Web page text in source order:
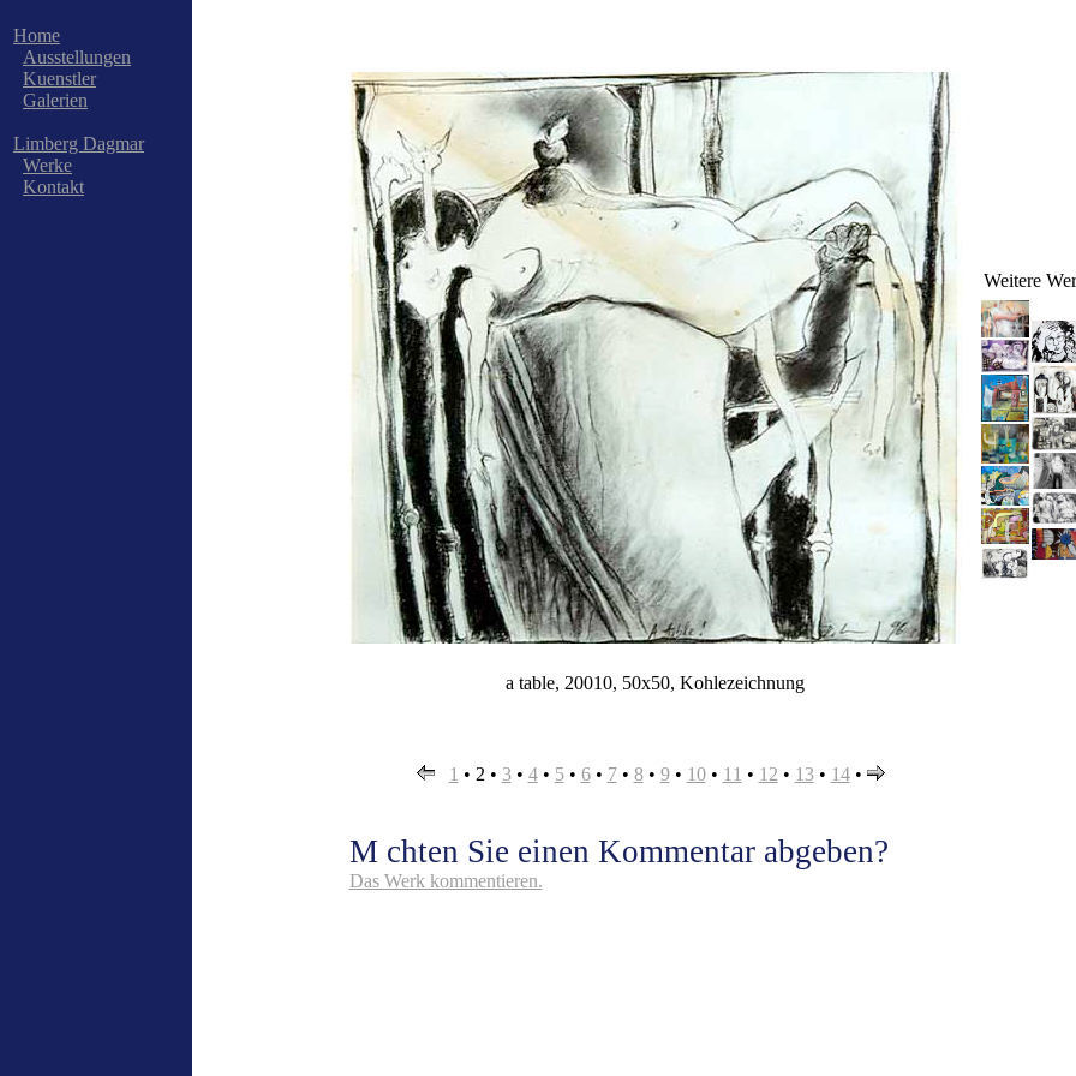
Home
Ausstellungen
Kuenstler
Galerien
Limberg Dagmar
Werke
Kontakt
a table, 20010, 50x50, Kohlezeichnung
1 • 2 • 3• 4• 5• 6• 7• 8• 9• 10• 11 • 12 • 13• 14•
Weitere
M chten Sie einen Kommentar abgeben?
Das Werk kommentieren.